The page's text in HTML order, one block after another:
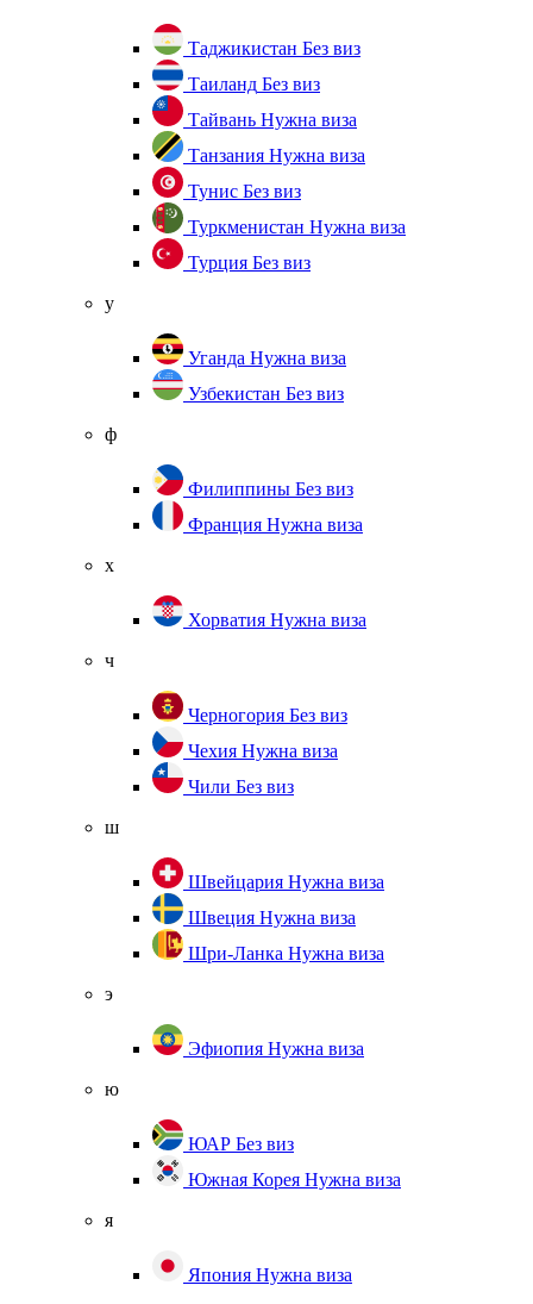
Таджикистан Без виз
Таиланд Без виз
Тайвань Нужна виза
Танзания Нужна виза
Тунис Без виз
Туркменистан Нужна виза
Турция Без виз
у
Уганда Нужна виза
Узбекистан Без виз
ф
Филиппины Без виз
Франция Нужна виза
х
Хорватия Нужна виза
ч
Черногория Без виз
Чехия Нужна виза
Чили Без виз
ш
Швейцария Нужна виза
Швеция Нужна виза
Шри-Ланка Нужна виза
э
Эфиопия Нужна виза
ю
ЮАР Без виз
Южная Корея Нужна виза
я
Япония Нужна виза